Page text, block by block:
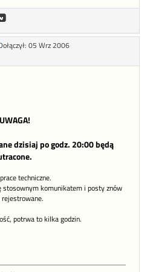
05 Wrz 2006
UWAGA!
dzisiaj po godz. 20:00 będą
techniczne.
stosownym komunikatem i posty znów
rejestrowane.
potrwa to kilka godzin.